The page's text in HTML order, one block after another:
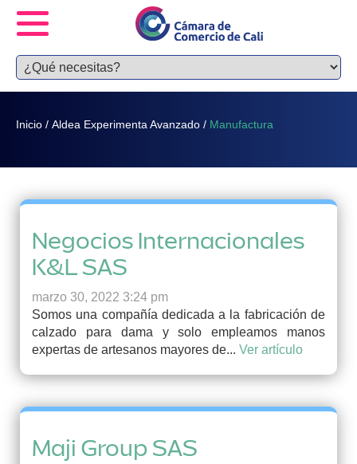
Inicio / Aldea Experimenta Avanzado / Manufactura
Negocios Internacionales
K&L SAS
marzo 30, 2022 3:24 pm
Somos una compañía dedicada a la fabricación de
calzado para dama y solo empleamos manos
expertas de artesanos mayores de... Ver artículo
Maji Group SAS